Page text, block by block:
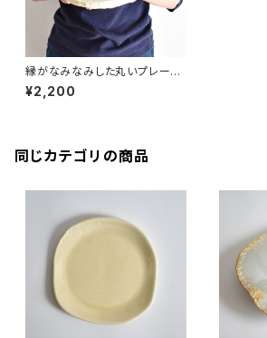
縁がなみなみした丸いプレート
中皿(白/光沢/点模様/白御影土)
¥2,200
同じカテゴリの商品